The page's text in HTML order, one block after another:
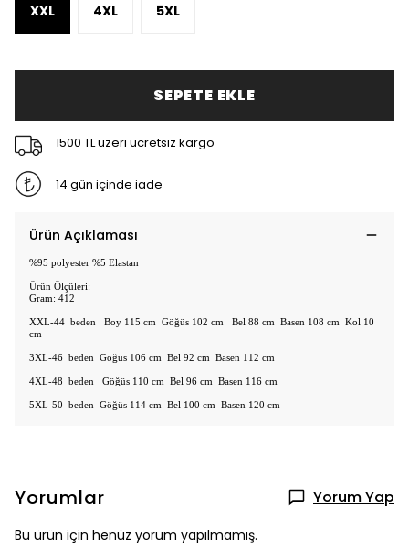
XXL 4XL 5XL
SEPETE EKLE
1500 TL üzeri ücretsiz kargo
14 gün içinde iade
Ürün Açıklaması
%95 polyester %5 Elastan
Ürün Ölçüleri:
Gram: 412
XXL-44 beden Boy 115 cm Göğüs 102 cm Bel 88 cm Basen 108 cm Kol 10
cm
3XL-46 beden Göğüs 106 cm Bel 92 cm Basen 112 cm
4XL-48 beden Göğüs 110 cm Bel 96 cm Basen 116 cm
5XL-50 beden Göğüs 114 cm Bel 100 cm Basen 120 cm
Yorumlar Yorum Yap
Bu ürün için henüz yorum yapılmamış.